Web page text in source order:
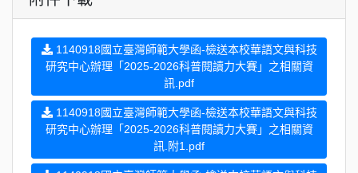
1140918國立臺灣師範大學函-檢送本校華語文與科技
研究中心辦理「2025-2026科普閱讀力大賽」之相關資
訊.pdf
1140918國立臺灣師範大學函-檢送本校華語文與科技
研究中心辦理「2025-2026科普閱讀力大賽」之相關資
訊.附1.pdf